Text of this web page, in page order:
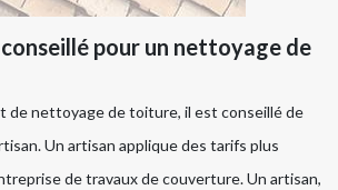
pour un nettoyage de
de nettoyage de toiture, il est conseillé de
Un artisan applique des tarifs plus
de travaux de couverture. Un artisan,